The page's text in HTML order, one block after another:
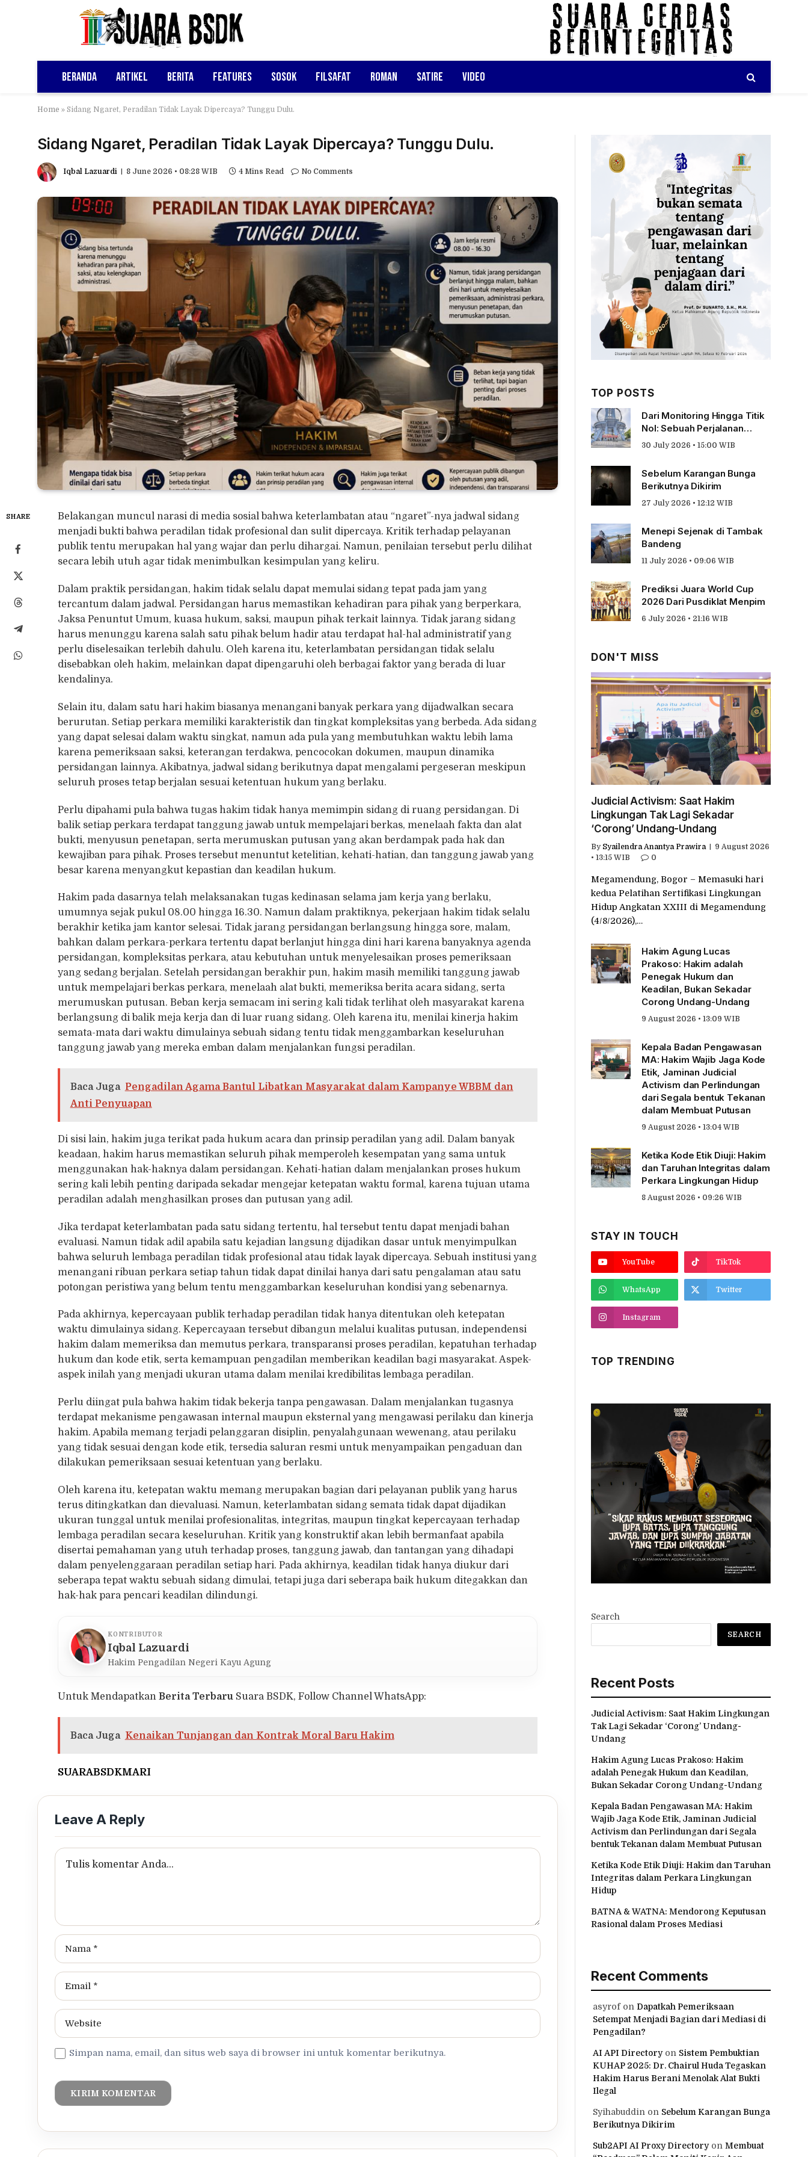
Beranda Artikel Berita Features Sosok Filsafat Roman Satire Video
Home » Sidang Ngaret, Peradilan Tidak Layak Dipercaya? Tunggu Dulu.
Sidang Ngaret, Peradilan Tidak Layak Dipercaya? Tunggu Dulu.
Iqbal Lazuardi 8 June 2026 • 08:28 WIB 4 Mins Read No Comments
SHARE
Belakangan muncul narasi di media sosial bahwa keterlambatan atau “ngaret”-nya jadwal sidang
menjadi bukti bahwa peradilan tidak profesional dan sulit dipercaya. Kritik terhadap pelayanan
publik tentu merupakan hal yang wajar dan perlu dihargai. Namun, penilaian tersebut perlu dilihat
secara lebih utuh agar tidak menimbulkan kesimpulan yang keliru.
Dalam praktik persidangan, hakim tidak selalu dapat memulai sidang tepat pada jam yang
tercantum dalam jadwal. Persidangan harus memastikan kehadiran para pihak yang berperkara,
Jaksa Penuntut Umum, kuasa hukum, saksi, maupun pihak terkait lainnya. Tidak jarang sidang
harus menunggu karena salah satu pihak belum hadir atau terdapat hal-hal administratif yang
perlu diselesaikan terlebih dahulu. Oleh karena itu, keterlambatan persidangan tidak selalu
disebabkan oleh hakim, melainkan dapat dipengaruhi oleh berbagai faktor yang berada di luar
kendalinya.
Selain itu, dalam satu hari hakim biasanya menangani banyak perkara yang dijadwalkan secara
berurutan. Setiap perkara memiliki karakteristik dan tingkat kompleksitas yang berbeda. Ada sidang
yang dapat selesai dalam waktu singkat, namun ada pula yang membutuhkan waktu lebih lama
karena pemeriksaan saksi, keterangan terdakwa, pencocokan dokumen, maupun dinamika
persidangan lainnya. Akibatnya, jadwal sidang berikutnya dapat mengalami pergeseran meskipun
seluruh proses tetap berjalan sesuai ketentuan hukum yang berlaku.
Perlu dipahami pula bahwa tugas hakim tidak hanya memimpin sidang di ruang persidangan. Di
balik setiap perkara terdapat tanggung jawab untuk mempelajari berkas, menelaah fakta dan alat
bukti, menyusun penetapan, serta merumuskan putusan yang akan berdampak pada hak dan
kewajiban para pihak. Proses tersebut menuntut ketelitian, kehati-hatian, dan tanggung jawab yang
besar karena menyangkut kepastian dan keadilan hukum.
Hakim pada dasarnya telah melaksanakan tugas kedinasan selama jam kerja yang berlaku,
umumnya sejak pukul 08.00 hingga 16.30. Namun dalam praktiknya, pekerjaan hakim tidak selalu
berakhir ketika jam kantor selesai. Tidak jarang persidangan berlangsung hingga sore, malam,
bahkan dalam perkara-perkara tertentu dapat berlanjut hingga dini hari karena banyaknya agenda
persidangan, kompleksitas perkara, atau kebutuhan untuk menyelesaikan proses pemeriksaan
yang sedang berjalan. Setelah persidangan berakhir pun, hakim masih memiliki tanggung jawab
untuk mempelajari berkas perkara, menelaah alat bukti, memeriksa berita acara sidang, serta
merumuskan putusan. Beban kerja semacam ini sering kali tidak terlihat oleh masyarakat karena
berlangsung di balik meja kerja dan di luar ruang sidang. Oleh karena itu, menilai kinerja hakim
semata-mata dari waktu dimulainya sebuah sidang tentu tidak menggambarkan keseluruhan
tanggung jawab yang mereka emban dalam menjalankan fungsi peradilan.
Baca Juga Pengadilan Agama Bantul Libatkan Masyarakat dalam Kampanye WBBM dan
Anti Penyuapan
Di sisi lain, hakim juga terikat pada hukum acara dan prinsip peradilan yang adil. Dalam banyak
keadaan, hakim harus memastikan seluruh pihak memperoleh kesempatan yang sama untuk
menggunakan hak-haknya dalam persidangan. Kehati-hatian dalam menjalankan proses hukum
sering kali lebih penting daripada sekadar mengejar ketepatan waktu formal, karena tujuan utama
peradilan adalah menghasilkan proses dan putusan yang adil.
Jika terdapat keterlambatan pada satu sidang tertentu, hal tersebut tentu dapat menjadi bahan
evaluasi. Namun tidak adil apabila satu kejadian langsung dijadikan dasar untuk menyimpulkan
bahwa seluruh lembaga peradilan tidak profesional atau tidak layak dipercaya. Sebuah institusi yang
menangani ribuan perkara setiap tahun tidak dapat dinilai hanya dari satu pengalaman atau satu
potongan peristiwa yang belum tentu menggambarkan keseluruhan kondisi yang sebenarnya.
Pada akhirnya, kepercayaan publik terhadap peradilan tidak hanya ditentukan oleh ketepatan
waktu dimulainya sidang. Kepercayaan tersebut dibangun melalui kualitas putusan, independensi
hakim dalam memeriksa dan memutus perkara, transparansi proses peradilan, kepatuhan terhadap
hukum dan kode etik, serta kemampuan pengadilan memberikan keadilan bagi masyarakat. Aspek-
aspek inilah yang menjadi ukuran utama dalam menilai kredibilitas lembaga peradilan.
Perlu diingat pula bahwa hakim tidak bekerja tanpa pengawasan. Dalam menjalankan tugasnya
terdapat mekanisme pengawasan internal maupun eksternal yang mengawasi perilaku dan kinerja
hakim. Apabila memang terjadi pelanggaran disiplin, penyalahgunaan wewenang, atau perilaku
yang tidak sesuai dengan kode etik, tersedia saluran resmi untuk menyampaikan pengaduan dan
dilakukan pemeriksaan sesuai ketentuan yang berlaku.
Oleh karena itu, ketepatan waktu memang merupakan bagian dari pelayanan publik yang harus
terus ditingkatkan dan dievaluasi. Namun, keterlambatan sidang semata tidak dapat dijadikan
ukuran tunggal untuk menilai profesionalitas, integritas, maupun tingkat kepercayaan terhadap
lembaga peradilan secara keseluruhan. Kritik yang konstruktif akan lebih bermanfaat apabila
disertai pemahaman yang utuh terhadap proses, tanggung jawab, dan tantangan yang dihadapi
dalam penyelenggaraan peradilan setiap hari. Pada akhirnya, keadilan tidak hanya diukur dari
seberapa tepat waktu sebuah sidang dimulai, tetapi juga dari seberapa baik hukum ditegakkan dan
hak-hak para pencari keadilan dilindungi.
KONTRIBUTOR
Iqbal Lazuardi
Hakim Pengadilan Negeri Kayu Agung
Untuk MendapatkanBerita Terbaru Suara BSDK, Follow Channel WhatsApp:
Baca Juga Kenaikan Tunjangan dan Kontrak Moral Baru Hakim
SUARABSDKMARI
Leave A Reply
Simpan nama, email, dan situs web saya di browser ini untuk komentar berikutnya.
TOP POSTS
Dari Monitoring Hingga Titik
Nol: Sebuah Perjalanan
Tentang Pengabdian
30 July 2026 • 15:00 WIB
Sebelum Karangan Bunga
Berikutnya Dikirim
27 July 2026 • 12:12 WIB
Menepi Sejenak di Tambak
Bandeng
11 July 2026 • 09:06 WIB
Prediksi Juara World Cup
2026 Dari Pusdiklat Menpim
6 July 2026 • 21:16 WIB
DON'T MISS
Judicial Activism: Saat Hakim
Lingkungan Tak Lagi Sekadar
‘Corong’ Undang-Undang
By Syailendra Anantya Prawira
9 August 2026
• 13:15 WIB
0
Megamendung, Bogor – Memasuki hari
kedua Pelatihan Sertifikasi Lingkungan
Hidup Angkatan XXIII di Megamendung
(4/8/2026),…
Hakim Agung Lucas
Prakoso: Hakim adalah
Penegak Hukum dan
Keadilan, Bukan Sekadar
Corong Undang-Undang
9 August 2026 • 13:09 WIB
Kepala Badan Pengawasan
MA: Hakim Wajib Jaga Kode
Etik, Jaminan Judicial
Activism dan Perlindungan
dari Segala bentuk Tekanan
dalam Membuat Putusan
9 August 2026 • 13:04 WIB
Ketika Kode Etik Diuji: Hakim
dan Taruhan Integritas dalam
Perkara Lingkungan Hidup
8 August 2026 • 09:26 WIB
STAY IN TOUCH
YouTube TikTok
WhatsApp Twitter
Instagram
TOP TRENDING
Search
SEARCH
Recent Posts
Judicial Activism: Saat Hakim Lingkungan
Tak Lagi Sekadar ‘Corong’ Undang-
Undang
Hakim Agung Lucas Prakoso: Hakim
adalah Penegak Hukum dan Keadilan,
Bukan Sekadar Corong Undang-Undang
Kepala Badan Pengawasan MA: Hakim
Wajib Jaga Kode Etik, Jaminan Judicial
Activism dan Perlindungan dari Segala
bentuk Tekanan dalam Membuat Putusan
Ketika Kode Etik Diuji: Hakim dan Taruhan
Integritas dalam Perkara Lingkungan
Hidup
BATNA & WATNA: Mendorong Keputusan
Rasional dalam Proses Mediasi
Recent Comments
asyrofon Dapatkah Pemeriksaan
Setempat Menjadi Bagian dari Mediasi di
Pengadilan?
AI API Directoryon Sistem Pembuktian
KUHAP 2025: Dr. Chairul Huda Tegaskan
Hakim Harus Berani Menolak Alat Bukti
Ilegal
Syihabuddin on Sebelum Karangan Bunga
Berikutnya Dikirim
Sub2API AI Proxy Directoryon Membuat